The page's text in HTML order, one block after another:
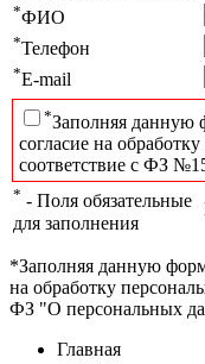
*ФИО
*Телефон
*E-mail
*Заполняя данную
согласие на
соответствие с ФЗ
* - Поля обязательные
для заполнения
*Заполняя данную
на обработку
ФЗ "О персональных
Главная